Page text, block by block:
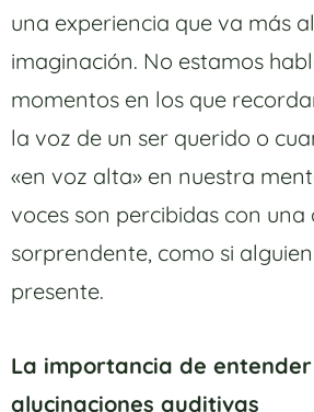
una experiencia que va más
imaginación. No estamos
momentos en los que
la voz de un ser querido o
«en voz alta» en nuestra
voces son percibidas con una
sorprendente, como si
presente.
La importancia de
alucinaciones auditivas